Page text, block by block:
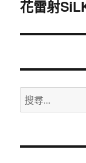
一
文
花雷射
搜
尋
鍵